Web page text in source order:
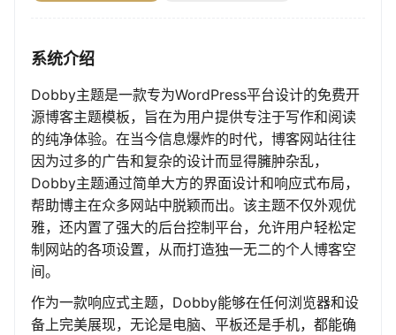
系统介绍
Dobby主题是一款专为WordPress平台设计的免费开
源博客主题模板，旨在为用户提供专注于写作和阅读
的纯净体验。在当今信息爆炸的时代，博客网站往往
因为过多的广告和复杂的设计而显得臃肿杂乱，
Dobby主题通过简单大方的界面设计和响应式布局，
帮助博主在众多网站中脱颖而出。该主题不仅外观优
雅，还内置了强大的后台控制平台，允许用户轻松定
制网站的各项设置，从而打造独一无二的个人博客空
间。
作为一款响应式主题，Dobby能够在任何浏览器和设
备上完美展现，无论是电脑、平板还是手机，都能确